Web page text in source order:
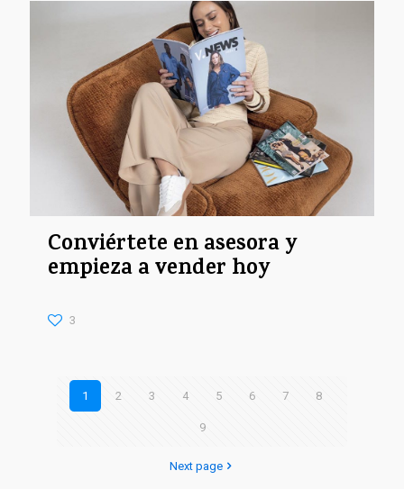
Conviértete en asesora y
empieza a vender hoy
3
1 2 3 4 5 6 7 8
9
Next page